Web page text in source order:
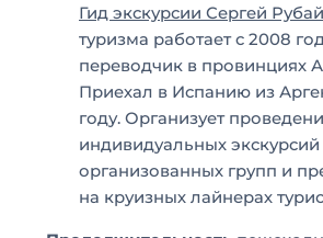
Гид экскурсии Сергей
туризма работает с 2008
переводчик в провинциях
Приехал в Испанию из
году. Организует
индивидуальных экскурсий
организованных групп и
на круизных лайнерах